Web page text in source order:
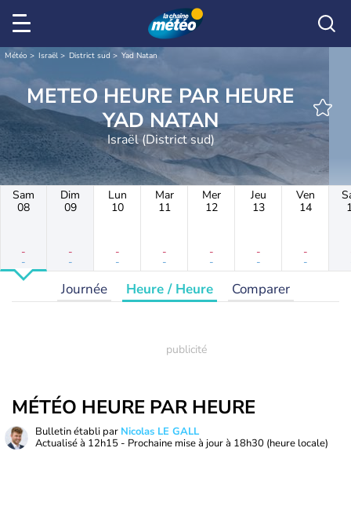
Météo Israël District sud Yad Natan
METEO HEURE PAR HEURE
YAD NATAN
Israël (District sud)
Sam
08
-
-
Dim
09
-
-
Lun
10
-
-
Mar
11
-
-
Mer
12
-
-
Jeu
13
-
-
Ven
14
-
-
Journée Heure / Heure Comparer
MÉTÉO HEURE PAR HEURE
Bulletin établi par Nicolas LE GALL
Actualisé à 12h15 - Prochaine mise à jour à 18h30 (heure locale)